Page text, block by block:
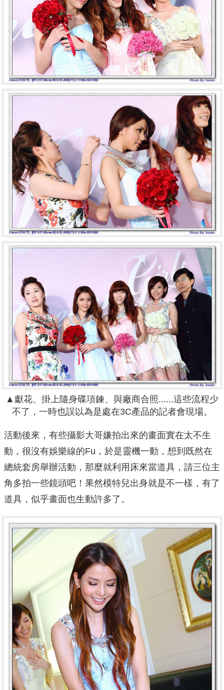
▲獻花、掛上隨身碟項鍊、與廠商合照......這些流程少
不了，一時也誤以為是處在3C產品的記者會現場。
活動後來，有些攝影大哥嫌拍出來的畫面實在太不生
動，很沒有娛樂線的Fu，於是靈機一動，想到既然在
總統套房舉辦活動，那麼就利用床來當道具，請三位主
角多拍一些鏡頭吧！果然模特兒出身就是不一樣，有了
道具，似乎畫面也生動許多了。